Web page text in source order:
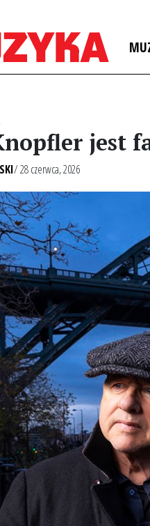
jest
/ 28 czerwca, 2026